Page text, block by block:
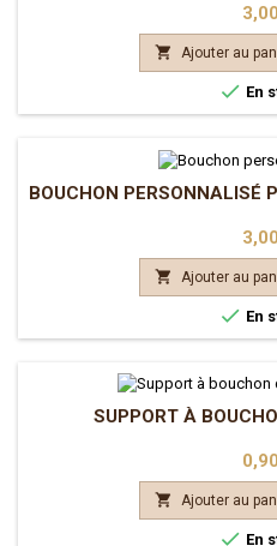
Prix
 Ajouter au
 En
BOUCHON PERSONNALISÉ
Prix
 Ajouter au
 En
SUPPORT À
Prix
 Ajouter au
 En